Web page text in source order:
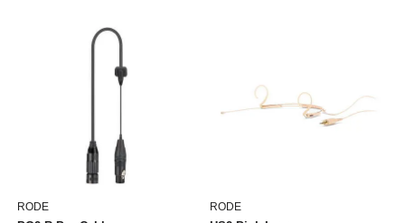
RODE RODE